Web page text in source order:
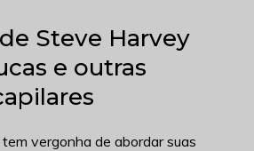
Steve Harvey
e outras
vergonha de abordar suas